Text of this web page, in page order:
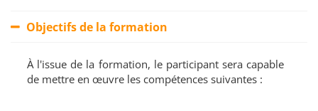
Objectifs de la formation
À l'issue de la formation, le participant sera capable
de mettre en œuvre les compétences suivantes :